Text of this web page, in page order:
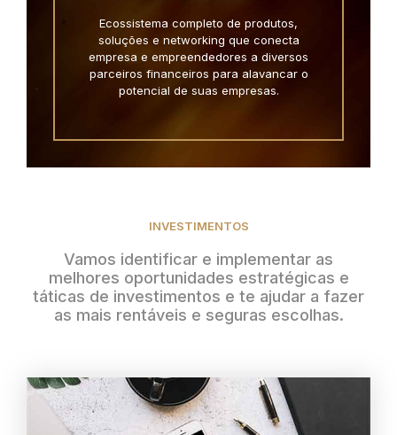
Ecossistema completo de produtos,
soluções e networking que conecta
empresa e empreendedores a diversos
parceiros financeiros para alavancar o
potencial de suas empresas.
INVESTIMENTOS
Vamos identificar e implementar as
melhores oportunidades estratégicas e
táticas de investimentos e te ajudar a fazer
as mais rentáveis e seguras escolhas.